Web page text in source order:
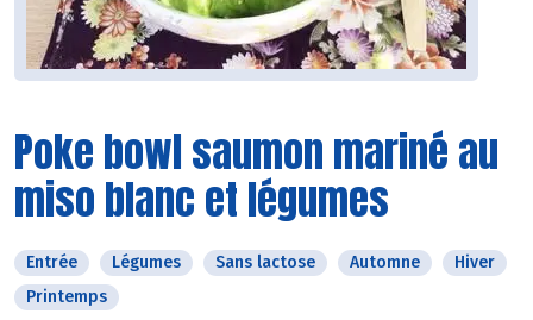
Poke bowl saumon mariné au
miso blanc et légumes
Entrée Légumes Sans lactose Automne
Hiver
Printemps